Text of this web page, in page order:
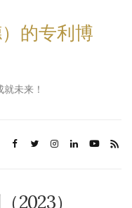
的专利博
未来！
2023）